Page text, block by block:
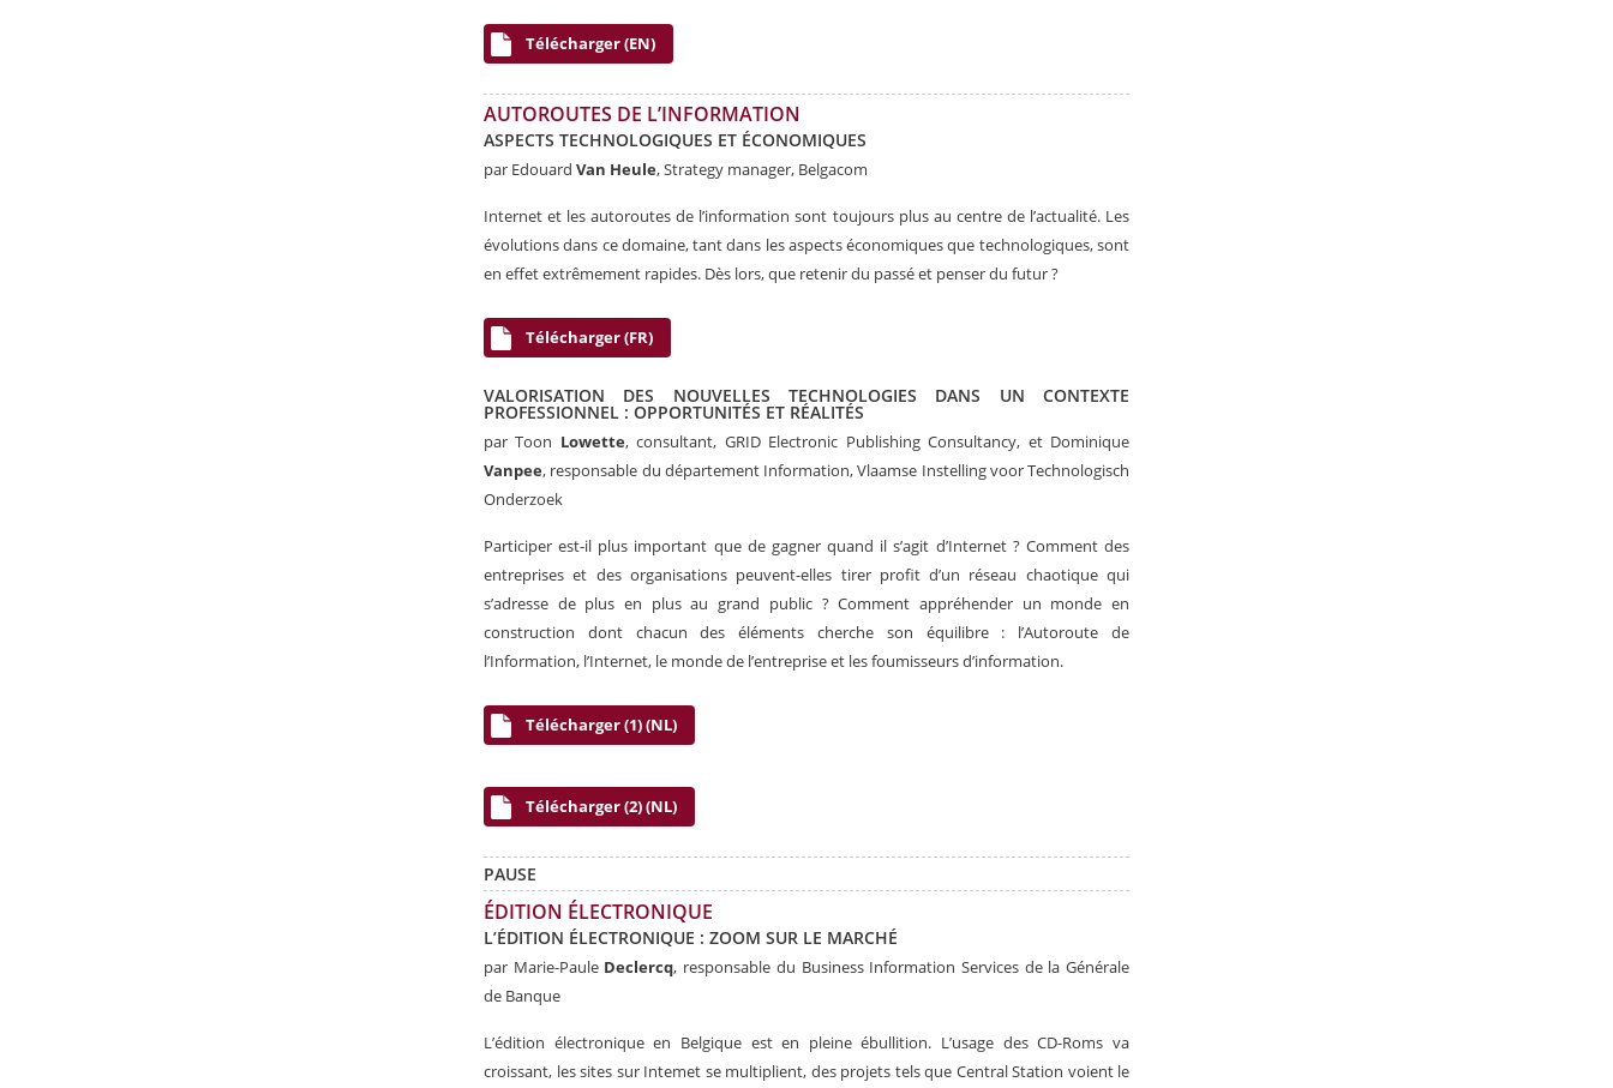
Télécharger (EN)
AUTOROUTES DE L’INFORMATION
ASPECTS TECHNOLOGIQUES ET ÉCONOMIQUES
par Edouard Van Heule, Strategy manager, Belgacom
Internet et les autoroutes de l’information sont toujours plus au centre de l’actualité. Les
évolutions dans ce domaine, tant dans les aspects économiques que technologiques, sont
en effet extrêmement rapides. Dès lors, que retenir du passé et penser du futur ?
Télécharger (FR)
VALORISATION DES NOUVELLES TECHNOLOGIES DANS UN CONTEXTE
PROFESSIONNEL : OPPORTUNITÉS ET RÉALITÉS
parToon Lowette, consultant, GRID Electronic Publishing Consultancy, et Dominique
Vanpee, responsable du département Information, Vlaamse Instelling voor Technologisch
Onderzoek
Participer est-il plus important que de gagner quand il s’agit d’Internet ? Comment des
entreprises et des organisations peuvent-elles tirer profit d’un réseau chaotique qui
s’adresse de plus en plus au grand public ? Comment appréhender un monde en
construction dont chacun des éléments cherche son équilibre : l’Autoroute de
l’Information, l’Internet, le monde de l’entreprise et les foumisseurs d’information.
Télécharger (1) (NL)
Télécharger (2) (NL)
PAUSE
ÉDITION ÉLECTRONIQUE
L’ÉDITION ÉLECTRONIQUE : ZOOM SUR LE MARCHÉ
par Marie-Paule Declercq, responsable du Business Information Services de la Générale
de Banque
L’édition électronique en Belgique est en pleine ébullition. L’usage des CD-Roms va
croissant, les sites sur Intemet se multiplient, des projets tels que Central Station voient le